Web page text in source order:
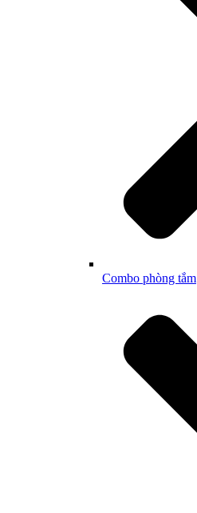
Combo phòng tắm